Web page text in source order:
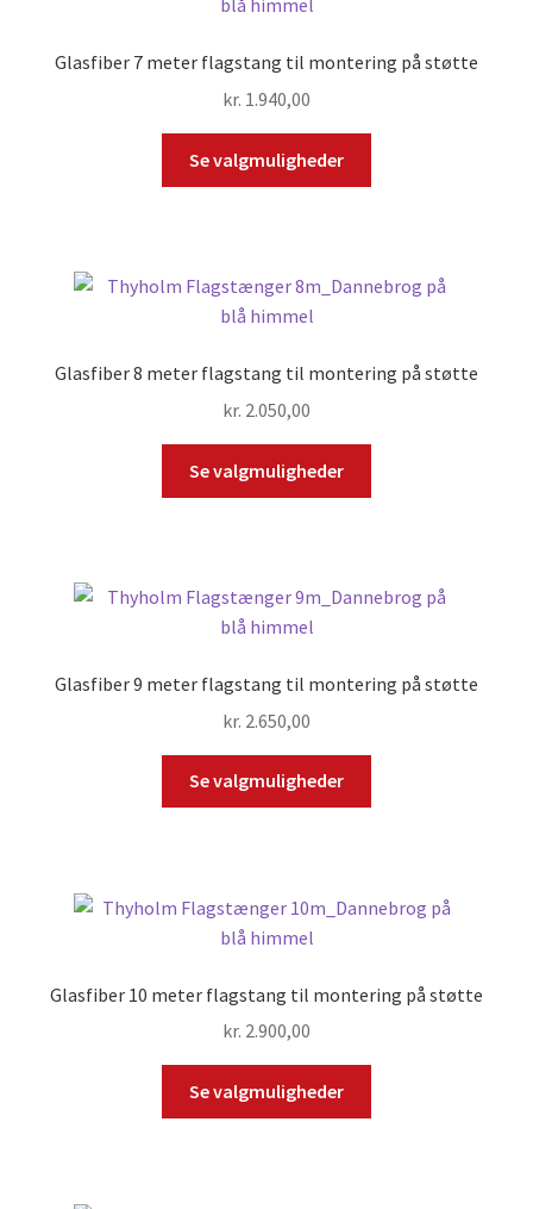
Glasfiber 7 meter flagstang til montering på støtte
kr. 1.940,00
Se valgmuligheder
Glasfiber 8 meter flagstang til montering på støtte
kr. 2.050,00
Se valgmuligheder
Glasfiber 9 meter flagstang til montering på støtte
kr. 2.650,00
Se valgmuligheder
Glasfiber 10 meter flagstang til montering på støtte
kr. 2.900,00
Se valgmuligheder